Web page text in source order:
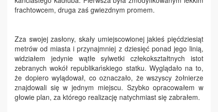
frachtowcem, druga zaś gwiezdnym promem.
Zza swojej zasłony, skały umiejscowionej jakieś pięćdziesiąt
metrów od miasta i przynajmniej z dziesięć ponad jego linią,
widziałem jedynie wątłe sylwetki człekokształtnych istot
zebranych wokół republikańskiego statku. Wyglądało na to,
że dopiero wylądował, co oznaczało, że wszyscy żołnierze
znajdowali się w jednym miejscu. Szybko opracowałem w
głowie plan, za którego realizację natychmiast się zabrałem.